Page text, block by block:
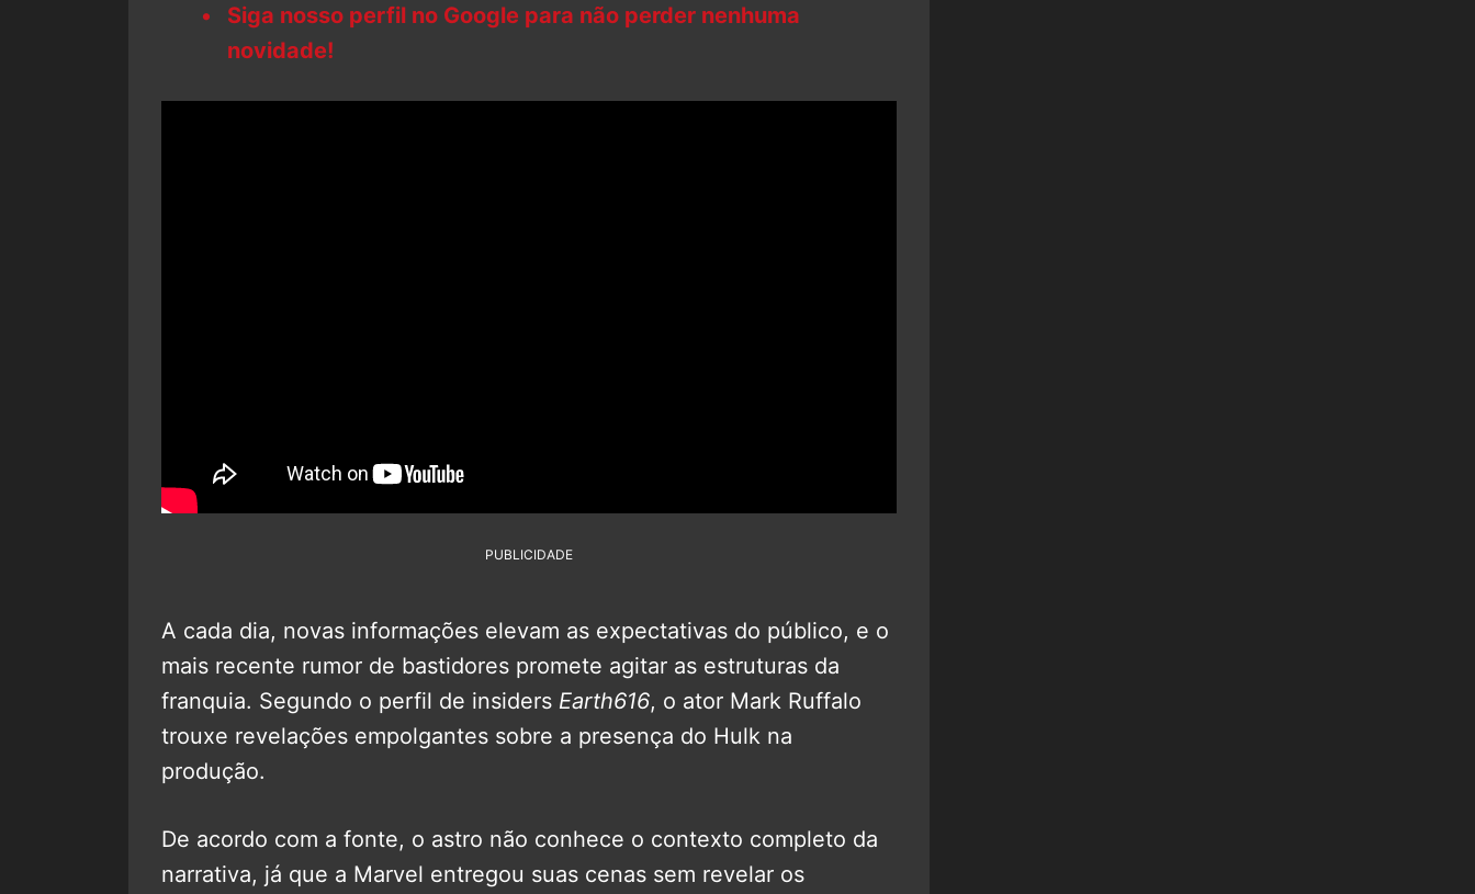
Siga nosso perfil no Google para não perder nenhuma
novidade!
PUBLICIDADE
A cada dia, novas informações elevam as expectativas do público, e o
mais recente rumor de bastidores promete agitar as estruturas da
franquia. Segundo o perfil de insiders Earth616, o ator Mark Ruffalo
trouxe revelações empolgantes sobre a presença do Hulk na
produção.
De acordo com a fonte, o astro não conhece o contexto completo da
narrativa, já que a Marvel entregou suas cenas sem revelar os